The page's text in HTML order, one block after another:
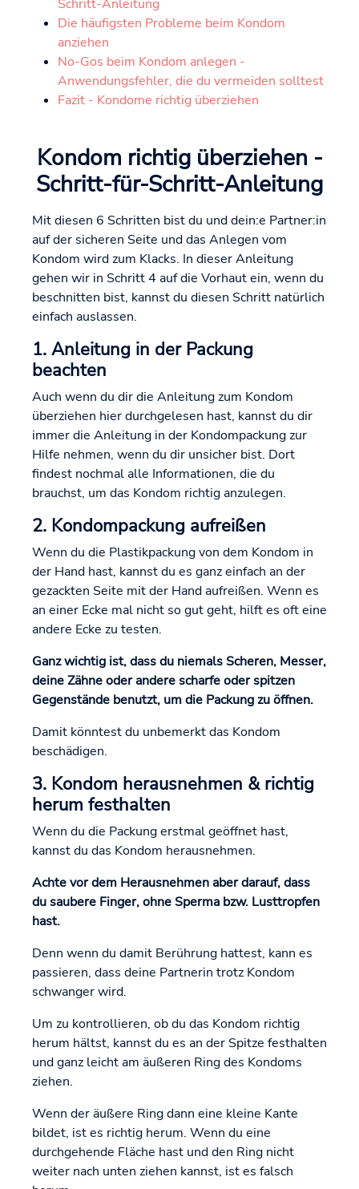
Schritt-Anleitung
Die häufigsten Probleme beim Kondom
anziehen
No-Gos beim Kondom anlegen -
Anwendungsfehler, die du vermeiden solltest
Fazit - Kondome richtig überziehen
Kondom richtig überziehen -
Schritt-für-Schritt-Anleitung
Mit diesen 6 Schritten bist du und dein:e Partner:in
auf der sicheren Seite und das Anlegen vom
Kondom wird zum Klacks. In dieser Anleitung
gehen wir in Schritt 4 auf die Vorhaut ein, wenn du
beschnitten bist, kannst du diesen Schritt natürlich
einfach auslassen.
1. Anleitung in der Packung
beachten
Auch wenn du dir die Anleitung zum Kondom
überziehen hier durchgelesen hast, kannst du dir
immer die Anleitung in der Kondompackung zur
Hilfe nehmen, wenn du dir unsicher bist. Dort
findest nochmal alle Informationen, die du
brauchst, um das Kondom richtig anzulegen.
2. Kondompackung aufreißen
Wenn du die Plastikpackung von dem Kondom in
der Hand hast, kannst du es ganz einfach an der
gezackten Seite mit der Hand aufreißen. Wenn es
an einer Ecke mal nicht so gut geht, hilft es oft eine
andere Ecke zu testen.
Ganz wichtig ist, dass du niemals Scheren, Messer,
deine Zähne oder andere scharfe oder spitzen
Gegenstände benutzt, um die Packung zu öffnen.
Damit könntest du unbemerkt das Kondom
beschädigen.
3. Kondom herausnehmen & richtig
herum festhalten
Wenn du die Packung erstmal geöffnet hast,
kannst du das Kondom herausnehmen.
Achte vor dem Herausnehmen aber darauf, dass
du saubere Finger, ohne Sperma bzw. Lusttropfen
hast.
Denn wenn du damit Berührung hattest, kann es
passieren, dass deine Partnerin trotz Kondom
schwanger wird.
Um zu kontrollieren, ob du das Kondom richtig
herum hältst, kannst du es an der Spitze festhalten
und ganz leicht am äußeren Ring des Kondoms
ziehen.
Wenn der äußere Ring dann eine kleine Kante
bildet, ist es richtig herum. Wenn du eine
durchgehende Fläche hast und den Ring nicht
weiter nach unten ziehen kannst, ist es falsch